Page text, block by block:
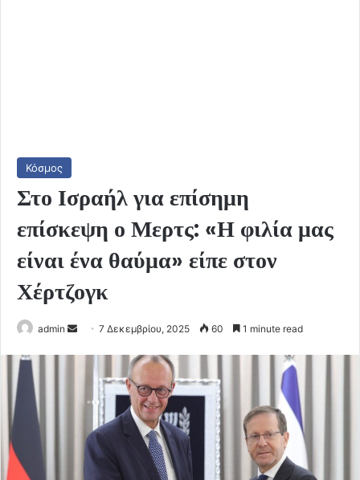
Κόσμος
Στο Ισραήλ για επίσημη
επίσκεψη ο Μερτς: «Η φιλία μας
είναι ένα θαύμα» είπε στον
Χέρτζογκ
admin
Send
email
7 Δεκεμβρίου, 2025 60 1 minute read